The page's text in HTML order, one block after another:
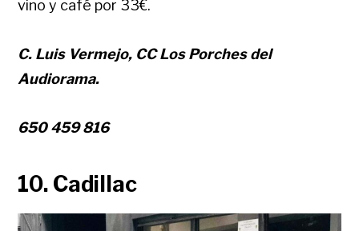
vino y café por 33€.
C. Luis Vermejo, CC Los Porches del
Audiorama.
650 459 816
10. Cadillac